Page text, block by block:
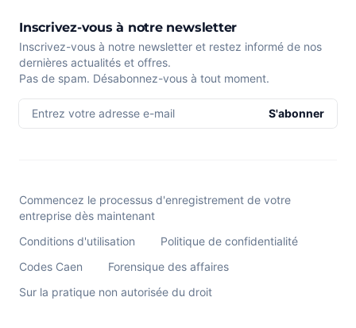
Inscrivez-vous à notre newsletter
Inscrivez-vous à notre newsletter et restez informé de nos
dernières actualités et offres.
Pas de spam. Désabonnez-vous à tout moment.
Entrez votre adresse e-mail S'abonner
Commencez le processus d'enregistrement de votre
entreprise dès maintenant
Conditions d'utilisation
Politique de confidentialité
Codes Caen
Forensique des affaires
Sur la pratique non autorisée du droit